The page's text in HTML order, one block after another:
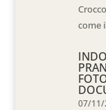
come
07/11/